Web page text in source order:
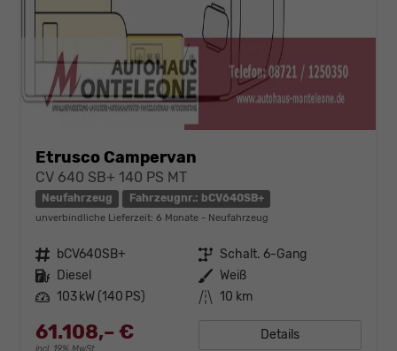
Etrusco Campervan
CV 640 SB+ 140 PS MT
Neufahrzeug Fahrzeugnr.: bCV640SB+
unverbindliche Lieferzeit: 6 Monate Neufahrzeug
Fahrzeugnr. bCV640SB+ Getriebe Schalt. 6-Gang
Kraftstoff Diesel Außenfarbe Weiß
Leistung 103 kW (140 PS) Kilometerstand 10 km
61.108,– € Details